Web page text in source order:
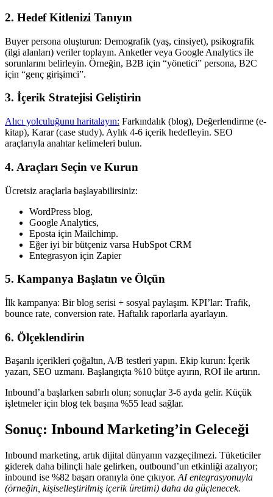
2. Hedef Kitlenizi Tanıyın
Buyer persona oluşturun: Demografik (yaş, cinsiyet), psikografik
(ilgi alanları) veriler toplayın. Anketler veya Google Analytics ile
sorunlarını belirleyin. Örneğin, B2B için “yönetici” persona, B2C
için “genç girişimci”.
3. İçerik Stratejisi Geliştirin
Alıcı yolculuğunu haritalayın: Farkındalık (blog), Değerlendirme (e-
kitap), Karar (case study). Aylık 4-6 içerik hedefleyin. SEO
araçlarıyla anahtar kelimeleri bulun.
4. Araçları Seçin ve Kurun
Ücretsiz araçlarla başlayabilirsiniz:
WordPress blog,
Google Analytics,
Eposta için Mailchimp.
Eğer iyi bir bütçeniz varsa HubSpot CRM
Entegrasyon için Zapier
5. Kampanya Başlatın ve Ölçün
İlk kampanya: Bir blog serisi + sosyal paylaşım. KPI’lar: Trafik,
bounce rate, conversion rate. Haftalık raporlarla ayarlayın.
6. Ölçeklendirin
Başarılı içerikleri çoğaltın, A/B testleri yapın. Ekip kurun: İçerik
yazarı, SEO uzmanı. Başlangıçta %10 bütçe ayırın, ROI ile artırın.
Inbound’a başlarken sabırlı olun; sonuçlar 3-6 ayda gelir. Küçük
işletmeler için blog tek başına %55 lead sağlar.
Sonuç: Inbound Marketing’in Geleceği
Inbound marketing, artık dijital dünyanın vazgeçilmezi. Tüketiciler
giderek daha bilinçli hale gelirken, outbound’un etkinliği azalıyor;
inbound ise %82 başarı oranıyla öne çıkıyor. AI entegrasyonuyla
(örneğin, kişiselleştirilmiş içerik üretimi) daha da güçlenecek.